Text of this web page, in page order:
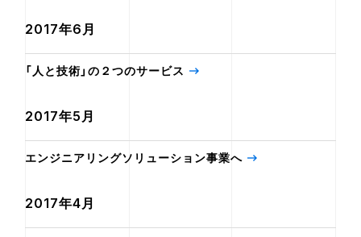
2017年6月
「人と技術」の２つのサービス
2017年5月
エンジニアリングソリューション事業へ
2017年4月